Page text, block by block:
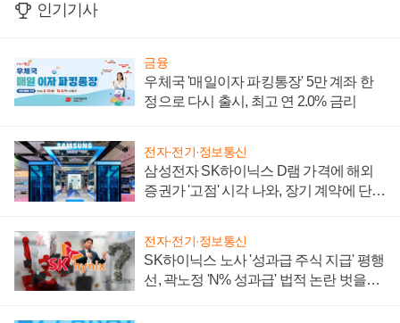
인기기사
금융
우체국 '매일이자 파킹통장' 5만 계좌 한
정으로 다시 출시, 최고 연 2.0% 금리
전자·전기·정보통신
삼성전자 SK하이닉스 D램 가격에 해외
증권가 '고점' 시각 나와, 장기 계약에 단점
전자·전기·정보통신
SK하이닉스 노사 '성과급 주식 지급' 평행
선, 곽노정 'N% 성과급' 법적 논란 벗을지